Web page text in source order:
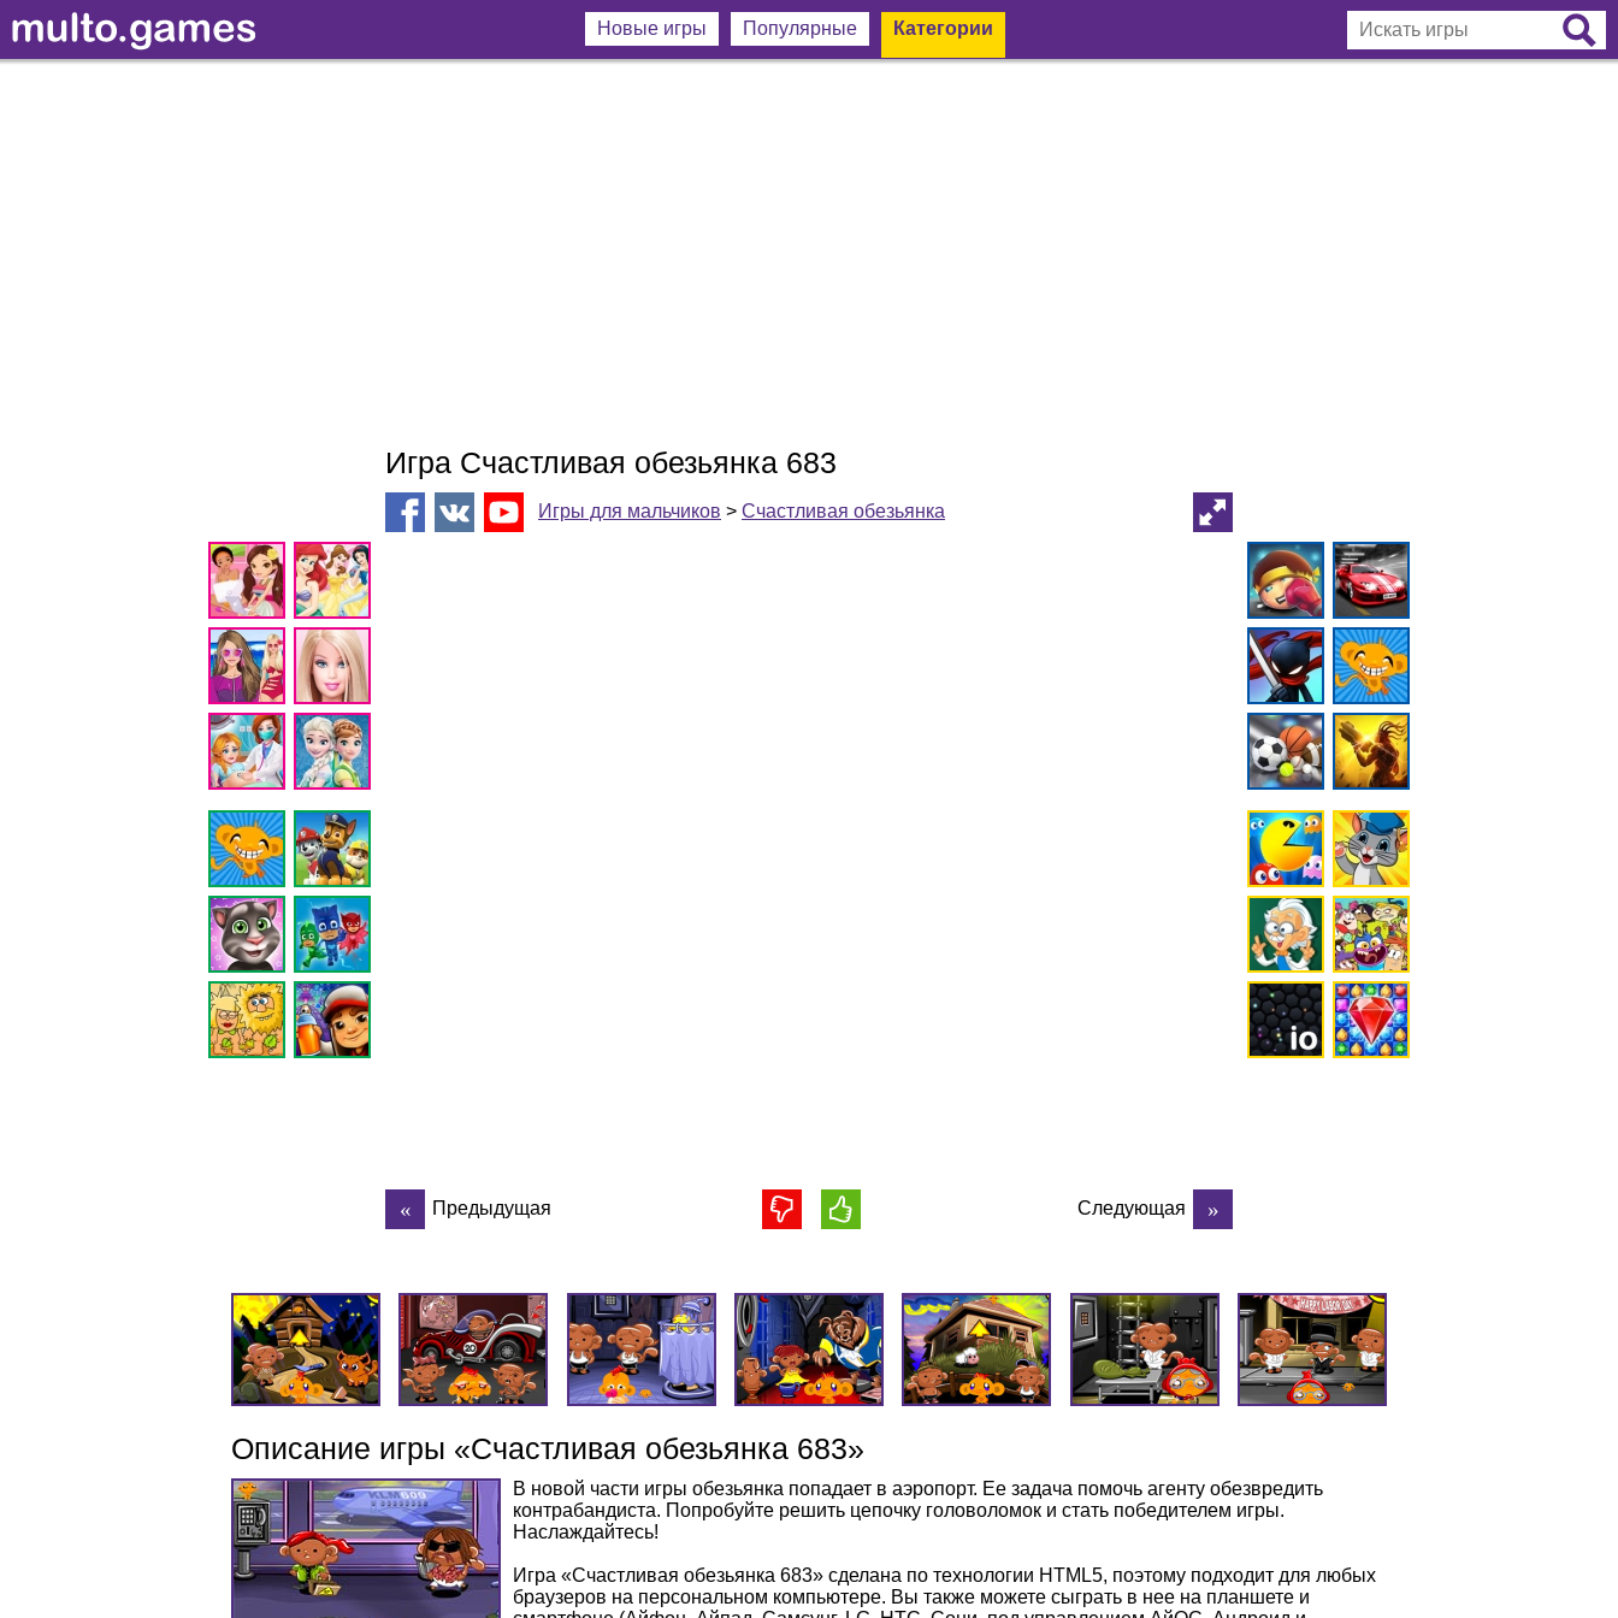
Новые игры Популярные Категории
Игра Счастливая обезьянка 683
Игры для мальчиков > Счастливая обезьянка
Предыдущая Следующая
Описание игры «Счастливая обезьянка 683»
В новой части игры обезьянка попадает в аэропорт. Ее задача помочь агенту обезвредить
контрабандиста. Попробуйте решить цепочку головоломок и стать победителем игры.
Наслаждайтесь!
Игра «Счастливая обезьянка 683» сделана по технологии HTML5, поэтому подходит для любых
браузеров на персональном компьютере. Вы также можете сыграть в нее на планшете и